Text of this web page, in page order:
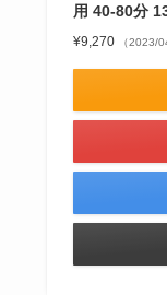
用 40-80分
¥9,270 （2023/